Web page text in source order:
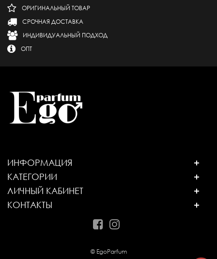
ОРИГИНАЛЬНЫЙ ТОВАР
СРОЧНАЯ ДОСТАВКА
ИНДИВИДУАЛЬНЫЙ ПОДХОД
ОПТ
ИНФОРМАЦИЯ
КАТЕГОРИИ
ЛИЧНЫЙ КАБИНЕТ
КОНТАКТЫ
© EgoParfum